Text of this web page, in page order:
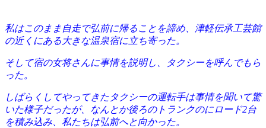
私はこのまま自走で弘前に帰ることを諦め、津軽伝承工芸館
の近くにある大きな温泉宿に立ち寄った。
そして宿の女将さんに事情を説明し、タクシーを呼んでもら
った。
しばらくしてやってきたタクシーの運転手は事情を聞いて驚
いた様子だったが、なんとか後ろのトランクのにロード2台
を積み込み、私たちは弘前へと向かった。